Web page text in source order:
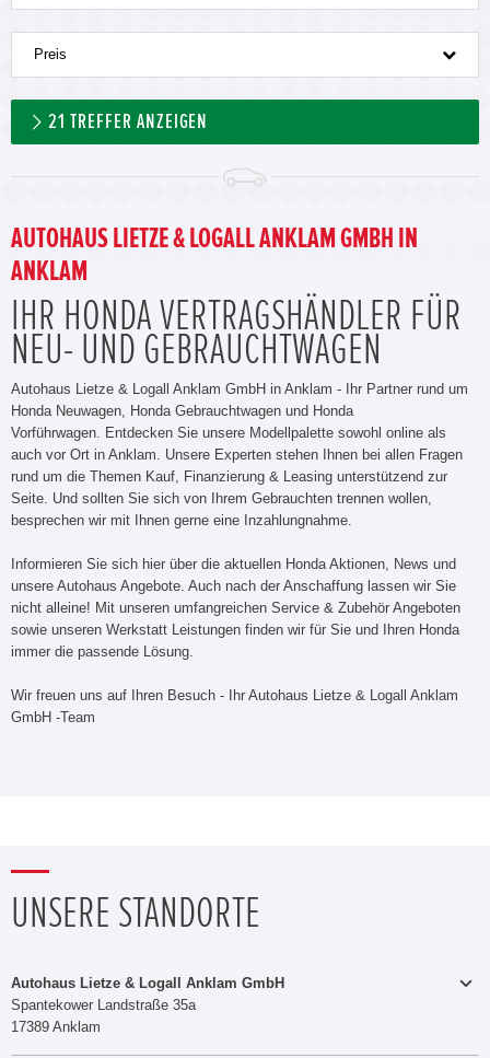
Preis
21 TREFFER ANZEIGEN
AUTOHAUS LIETZE & LOGALL ANKLAM GMBH IN
ANKLAM
IHR HONDA VERTRAGSHÄNDLER FÜR
NEU- UND GEBRAUCHTWAGEN
Autohaus Lietze & Logall Anklam GmbH in Anklam - Ihr Partner rund um
Honda Neuwagen, Honda Gebrauchtwagen und Honda
Vorführwagen. Entdecken Sie unsere Modellpalette sowohl online als
auch vor Ort in Anklam. Unsere Experten stehen Ihnen bei allen Fragen
rund um die Themen Kauf, Finanzierung & Leasing unterstützend zur
Seite. Und sollten Sie sich von Ihrem Gebrauchten trennen wollen,
besprechen wir mit Ihnen gerne eine Inzahlungnahme.
Informieren Sie sich hier über die aktuellen Honda Aktionen, News und
unsere Autohaus Angebote. Auch nach der Anschaffung lassen wir Sie
nicht alleine! Mit unseren umfangreichen Service & Zubehör Angeboten
sowie unseren Werkstatt Leistungen finden wir für Sie und Ihren Honda
immer die passende Lösung.
Wir freuen uns auf Ihren Besuch - Ihr Autohaus Lietze & Logall Anklam
GmbH -Team
UNSERE STANDORTE
Autohaus Lietze & Logall Anklam GmbH
Spantekower Landstraße 35a
17389 Anklam